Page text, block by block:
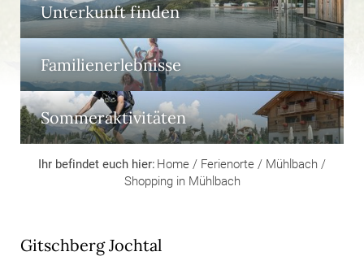
Unterkunft finden
Familienerlebnisse
Sommeraktivitäten
Ihr befindet euch hier: Home / Ferienorte / Mühlbach /
Shopping in Mühlbach
Gitschberg Jochtal